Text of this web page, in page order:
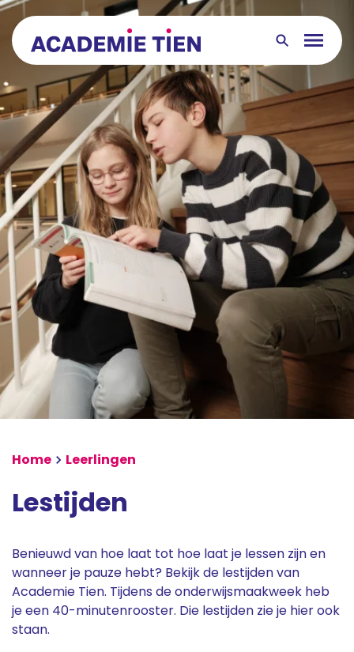
Over ons
Leerlingen
Ouders
Groep 8
Junioren
Contact
Magister
Magister Learn
Home Leerlingen
Lestijden
Benieuwd van hoe laat tot hoe laat je lessen zijn en
wanneer je pauze hebt? Bekijk de lestijden van
Academie Tien. Tijdens de onderwijsmaakweek heb
je een 40-minutenrooster. Die lestijden zie je hier ook
staan.